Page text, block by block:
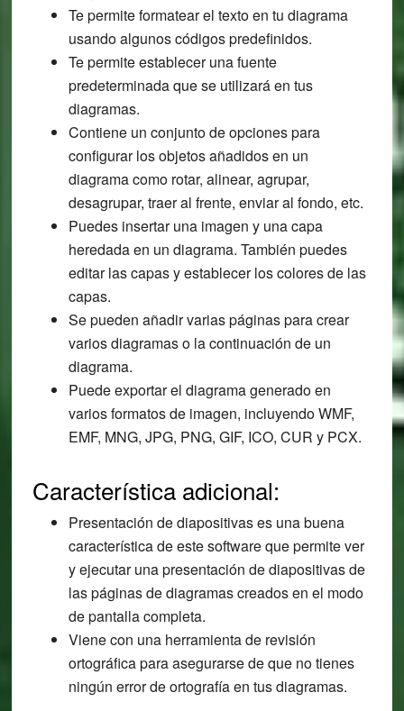
Te permite formatear el texto en tu diagrama
usando algunos códigos predefinidos.
Te permite establecer una fuente
predeterminada que se utilizará en tus
diagramas.
Contiene un conjunto de opciones para
configurar los objetos añadidos en un
diagrama como rotar, alinear, agrupar,
desagrupar, traer al frente, enviar al fondo, etc.
Puedes insertar una imagen y una capa
heredada en un diagrama. También puedes
editar las capas y establecer los colores de las
capas.
Se pueden añadir varias páginas para crear
varios diagramas o la continuación de un
diagrama.
Puede exportar el diagrama generado en
varios formatos de imagen, incluyendo WMF,
EMF, MNG, JPG, PNG, GIF, ICO, CUR y PCX.
Característica adicional:
Presentación de diapositivas es una buena
característica de este software que permite ver
y ejecutar una presentación de diapositivas de
las páginas de diagramas creados en el modo
de pantalla completa.
Viene con una herramienta de revisión
ortográfica para asegurarse de que no tienes
ningún error de ortografía en tus diagramas.